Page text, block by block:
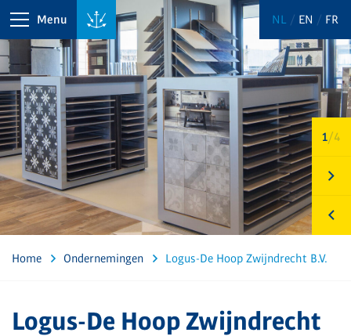
Menu NL EN FR
2/4
Home Ondernemingen Logus-De Hoop Zwijndrecht B.V.
Logus-De Hoop Zwijndrecht